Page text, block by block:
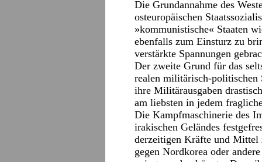
Die Grundannahme des
osteuropäischen
»kommunistische« Staaten
ebenfalls zum Einsturz zu
verstärkte Spannungen
Der zweite Grund für das
realen militärisch-politischen
ihre Militärausgaben
am liebsten in jedem
Die Kampfmaschinerie des
irakischen Geländes
derzeitigen Kräfte und Mittel
gegen Nordkorea oder